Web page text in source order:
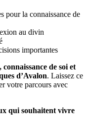
pour la connaissance de
au divin
importantes
connaissance de soi et
d’Avalon. Laissez ce
votre parcours avec
qui souhaitent vivre